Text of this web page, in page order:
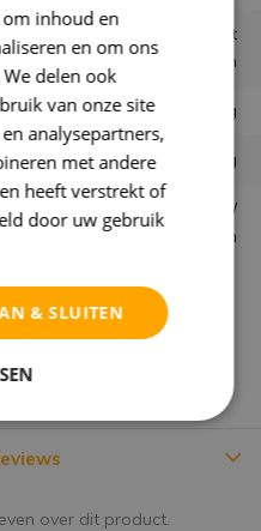
Los in vaas of combineren met
andere bloemen
Eeuwig
niet goed = geld terug
Zijden bloemen /
kunstbloemen
dit product?
van het juiste product.
over dit product.
inhoud en
en om ons
delen ook
van onze site
analysepartners,
met andere
heeft verstrekt of
door uw gebruik
& SLUITEN